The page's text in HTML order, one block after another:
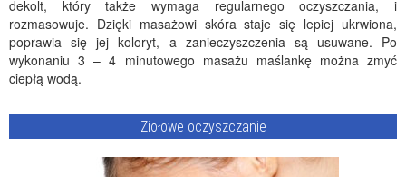
dekolt, który także wymaga regularnego oczyszczania, i
rozmasowuje. Dzięki masażowi skóra staje się lepiej ukrwiona,
poprawia się jej koloryt, a zanieczyszczenia są usuwane. Po
wykonaniu 3 – 4 minutowego masażu maślankę można zmyć
ciepłą wodą.
Ziołowe oczyszczanie